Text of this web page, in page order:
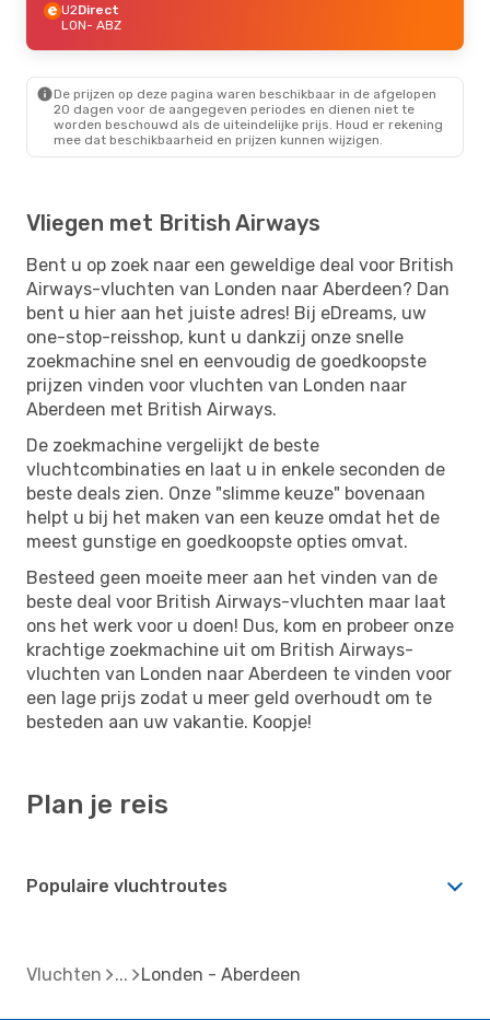
U2Direct
LON- ABZ
De prijzen op deze pagina waren beschikbaar in de afgelopen
20 dagen voor de aangegeven periodes en dienen niet te
worden beschouwd als de uiteindelijke prijs. Houd er rekening
mee dat beschikbaarheid en prijzen kunnen wijzigen.
Vliegen met British Airways
Bent u op zoek naar een geweldige deal voor British
Airways-vluchten van Londen naar Aberdeen? Dan
bent u hier aan het juiste adres! Bij eDreams, uw
one-stop-reisshop, kunt u dankzij onze snelle
zoekmachine snel en eenvoudig de goedkoopste
prijzen vinden voor vluchten van Londen naar
Aberdeen met British Airways.
De zoekmachine vergelijkt de beste
vluchtcombinaties en laat u in enkele seconden de
beste deals zien. Onze "slimme keuze" bovenaan
helpt u bij het maken van een keuze omdat het de
meest gunstige en goedkoopste opties omvat.
Besteed geen moeite meer aan het vinden van de
beste deal voor British Airways-vluchten maar laat
ons het werk voor u doen! Dus, kom en probeer onze
krachtige zoekmachine uit om British Airways-
vluchten van Londen naar Aberdeen te vinden voor
een lage prijs zodat u meer geld overhoudt om te
besteden aan uw vakantie. Koopje!
Plan je reis
Populaire vluchtroutes
Vluchten Londen - Aberdeen